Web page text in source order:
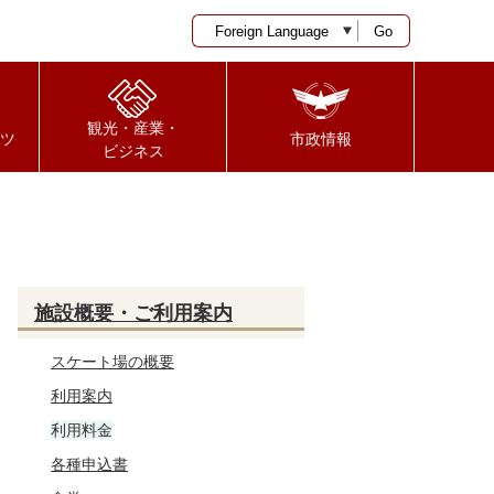
Go
観光・産業・
ビジネス
市政情報
施設概要・ご利用案内
スケート場の概要
利用案内
利用料金
各種申込書